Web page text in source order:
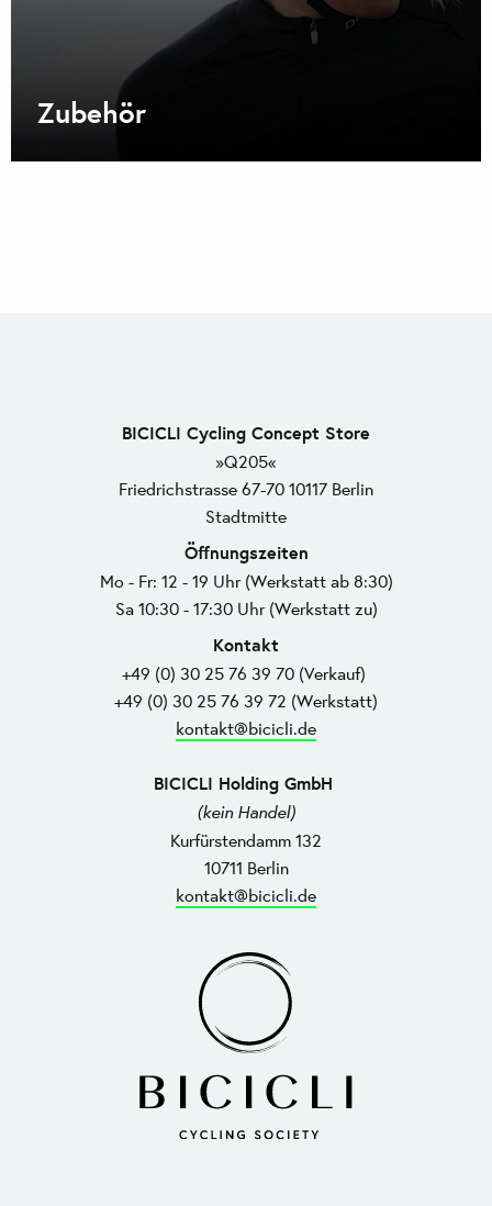
Zubehör
BICICLI Cycling Concept Store
»Q205«
Friedrichstrasse 67-70 10117 Berlin
Stadtmitte
Öffnungszeiten
Mo - Fr: 12 - 19 Uhr (Werkstatt ab 8:30)
Sa 10:30 - 17:30 Uhr (Werkstatt zu)
Kontakt
+49 (0) 30 25 76 39 70 (Verkauf)
+49 (0) 30 25 76 39 72 (Werkstatt)
kontakt@bicicli.de
BICICLI Holding GmbH
(kein Handel)
Kurfürstendamm 132
10711 Berlin
kontakt@bicicli.de